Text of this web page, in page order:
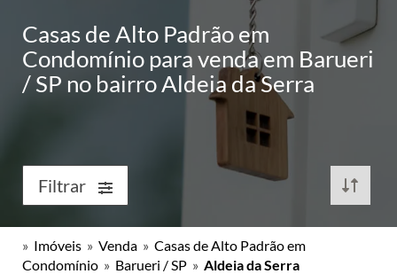
Casas de Alto Padrão em
Condomínio para venda em Barueri
/ SP no bairro Aldeia da Serra
Filtrar
» Imóveis » Venda » Casas de Alto Padrão em
Condomínio » Barueri / SP » Aldeia da Serra